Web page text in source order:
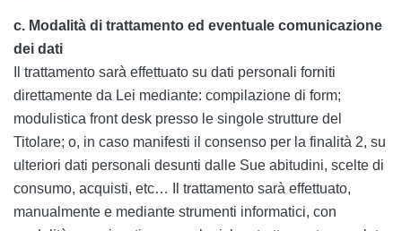
c. Modalità di trattamento ed eventuale comunicazione
dei dati
Il trattamento sarà effettuato su dati personali forniti
direttamente da Lei mediante: compilazione di form;
modulistica front desk presso le singole strutture del
Titolare; o, in caso manifesti il consenso per la finalità 2, su
ulteriori dati personali desunti dalle Sue abitudini, scelte di
consumo, acquisti, etc… Il trattamento sarà effettuato,
manualmente e mediante strumenti informatici, con